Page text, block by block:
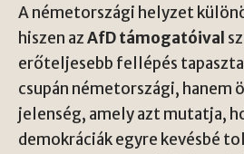
A németországi helyzet
hiszen azAfD támogatóival
erőteljesebb fellépés
csupán németországi, hanem
jelenség, amely azt mutatja,
demokráciák egyre kevésbé